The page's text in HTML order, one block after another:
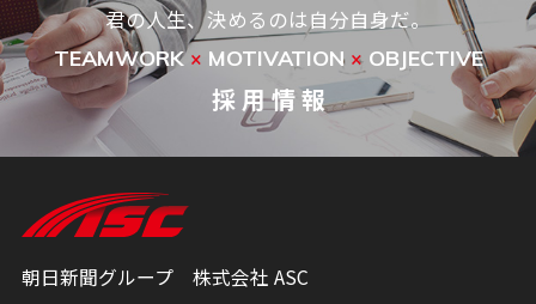
君の人生、決めるのは自分自身だ。
TEAMWORK× MOTIVATION ×OBJECTIVE
採 用 情 報
朝日新聞グループ 株式会社 ASC